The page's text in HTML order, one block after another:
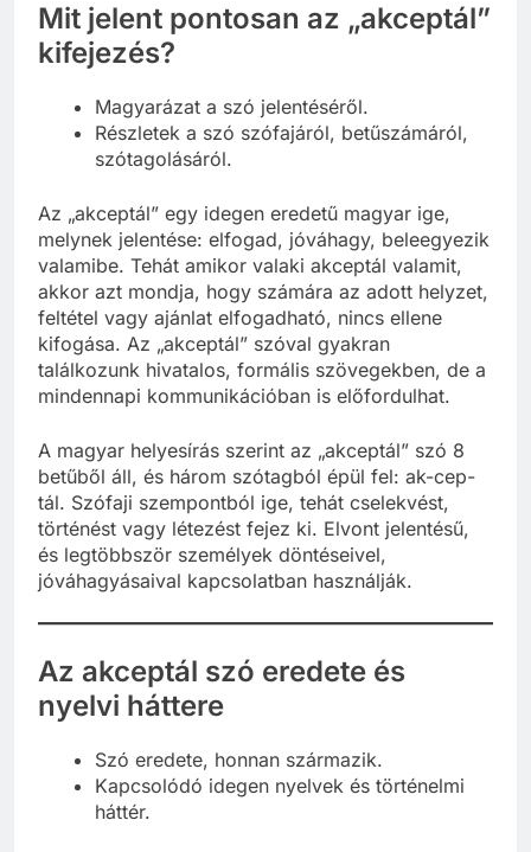
Mit jelent pontosan az „akceptál”
kifejezés?
Magyarázat a szó jelentéséről.
Részletek a szó szófajáról, betűszámáról,
szótagolásáról.
Az „akceptál” egy idegen eredetű magyar ige,
melynek jelentése: elfogad, jóváhagy, beleegyezik
valamibe. Tehát amikor valaki akceptál valamit,
akkor azt mondja, hogy számára az adott helyzet,
feltétel vagy ajánlat elfogadható, nincs ellene
kifogása. Az „akceptál” szóval gyakran
találkozunk hivatalos, formális szövegekben, de a
mindennapi kommunikációban is előfordulhat.
A magyar helyesírás szerint az „akceptál” szó 8
betűből áll, és három szótagból épül fel: ak-cep-
tál. Szófaji szempontból ige, tehát cselekvést,
történést vagy létezést fejez ki. Elvont jelentésű,
és legtöbbször személyek döntéseivel,
jóváhagyásaival kapcsolatban használják.
Az akceptál szó eredete és
nyelvi háttere
Szó eredete, honnan származik.
Kapcsolódó idegen nyelvek és történelmi
háttér.